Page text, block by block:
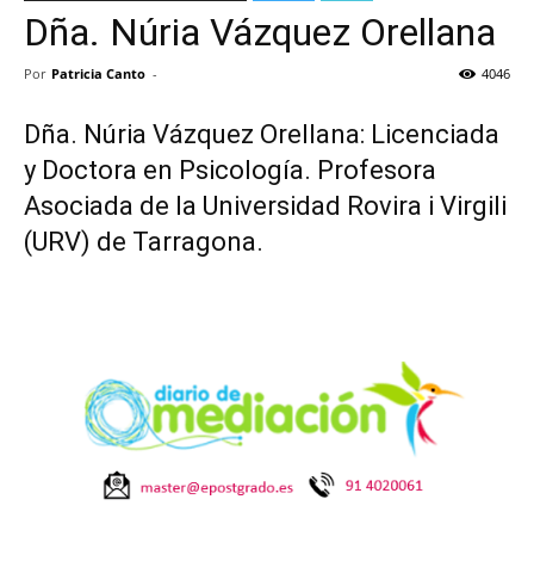
Dña. Núria Vázquez Orellana
Por Patricia Canto - 4046
Dña. Núria Vázquez Orellana: Licenciada
y Doctora en Psicología. Profesora
Asociada de la Universidad Rovira i Virgili
(URV) de Tarragona.